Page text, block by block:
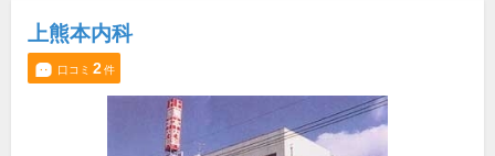
上熊本内科
口コミ 2件